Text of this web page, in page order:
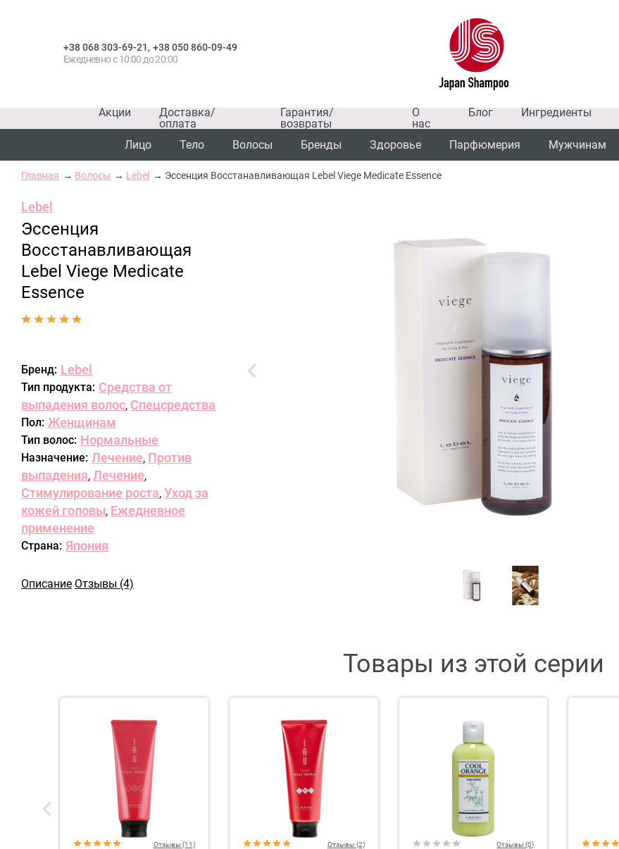
+38 068 303-69-21, +38 050 860-09-49
Ежедневно с 10:00 до 20:00
Акции
Доставка/
оплата
Гарантия/
возвраты
О
нас
Блог Ингредиенты
Лицо
Тело Волосы Бренды Здоровье Парфюмерия Мужчинам
Главная Волосы Lebel Эссенция Восстанавливающая Lebel Viege Medicate Essence
Lebel
Эссенция
Восстанавливающая
Lebel Viege Medicate
Essence
Бренд: Lebel
Тип продукта: Средства от
выпадения волос, Спецсредства
Пол: Женщинам
Тип волос: Нормальные
Назначение: Лечение, Против
выпадения, Лечение,
Стимулирование роста, Уход за
кожей головы, Ежедневное
применение
Страна: Япония
Описание Отзывы (4)
Товары из этой серии
Отзывы (11) Отзывы (2) Отзывы (0)